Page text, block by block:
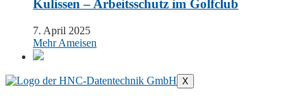
Kulissen – Arbeitsschutz im Golfclub
7. April 2025
Mehr Ameisen
X